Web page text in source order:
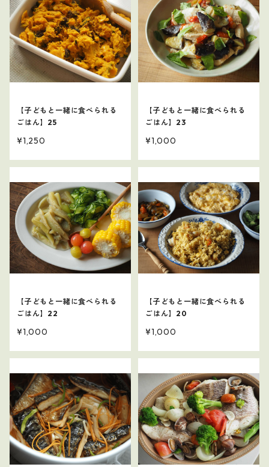
【子どもと一緒に食べられる
ごはん】25
¥1,250
【子どもと一緒に食べられる
ごはん】23
¥1,000
【子どもと一緒に食べられる
ごはん】22
¥1,000
【子どもと一緒に食べられる
ごはん】20
¥1,000